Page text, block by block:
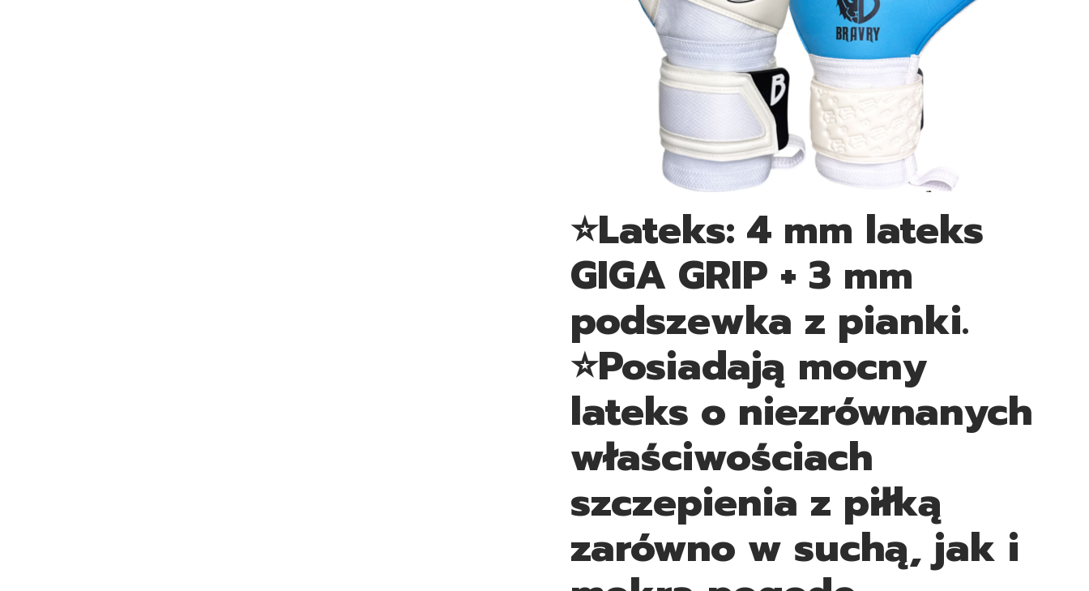
⭐Lateks: 4 mm lateks
GIGA GRIP + 3 mm
podszewka z pianki.
⭐Posiadają mocny
lateks o niezrównanych
właściwościach
szczepienia z piłką
zarówno w suchą, jak i